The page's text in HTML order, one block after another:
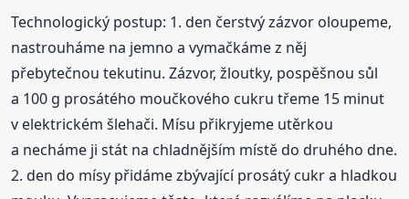
Technologický postup: 1. den čerstvý zázvor oloupeme,
nastrouháme na jemno a vymačkáme z něj
přebytečnou tekutinu. Zázvor, žloutky, pospěšnou sůl
a 100 g prosátého moučkového cukru třeme 15 minut
v elektrickém šlehači. Mísu přikryjeme utěrkou
a necháme ji stát na chladnějším místě do druhého dne.
2. den do mísy přidáme zbývající prosátý cukr a hladkou